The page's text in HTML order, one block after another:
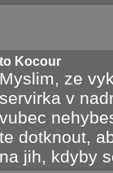
to Kocour
Myslim, ze
servirka v
vubec
te dotknout,
na jih, kdyby